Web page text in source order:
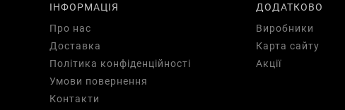
ІНФОРМАЦІЯ
Про нас
Доставка
Політика конфіденційності
Умови повернення
Контакти
ДОДАТКОВО
Виробники
Карта сайту
Акції